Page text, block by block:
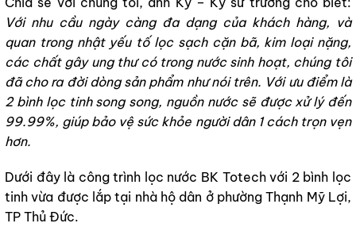
Với nhu cầu ngày càng đa dạng của khách hàng, và
quan trong nhật yếu tố lọc sạch cặn bã, kim loại nặng,
các chất gây ung thư có trong nước sinh hoạt, chúng tôi
đã cho ra đời dòng sản phẩm như nói trên. Với ưu điểm là
2 bình lọc tinh song song, nguồn nước sẽ được xử lý đến
99.99%, giúp bảo vệ sức khỏe người dân 1 cách trọn vẹn
hơn.
Dưới đây là công trình lọc nước BK Totech với 2 bình lọc
tinh vừa được lắp tại nhà hộ dân ở phường Thạnh Mỹ Lợi,
TP Thủ Đức.